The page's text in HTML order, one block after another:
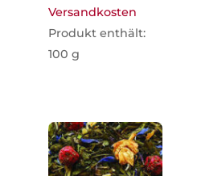
Versandkosten
Produkt enthält:
100 g